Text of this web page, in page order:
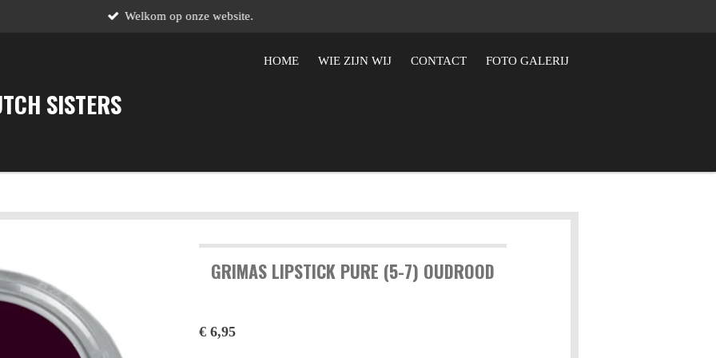
Welkom op onze website.
SISTERS
HOME WIE ZIJN WIJ CONTACT FOTO GALERIJ
GRIMAS LIPSTICK PURE (5-7) OUDROOD
€ 6,95